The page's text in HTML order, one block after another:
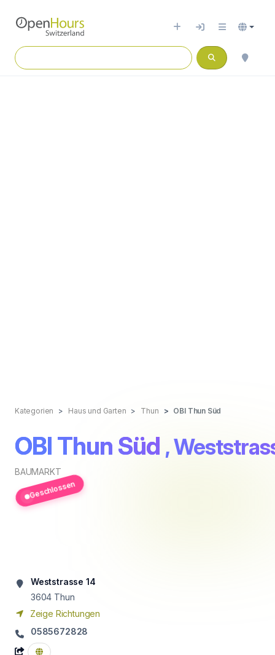
Kategorien Haus und Garten Thun OBI Thun Süd
OBI Thun Süd ,
BAUMARKT
Geschlossen
Weststrasse 14
3604 Thun
Zeige Richtungen
0585672828